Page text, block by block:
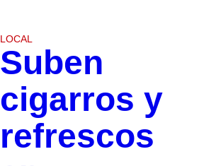
LOCAL
Suben
cigarros y
refrescos